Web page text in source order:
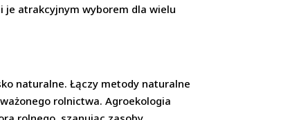
je atrakcyjnym wyborem dla wielu
naturalne. Łączy metody naturalne
rolnictwa. Agroekologia